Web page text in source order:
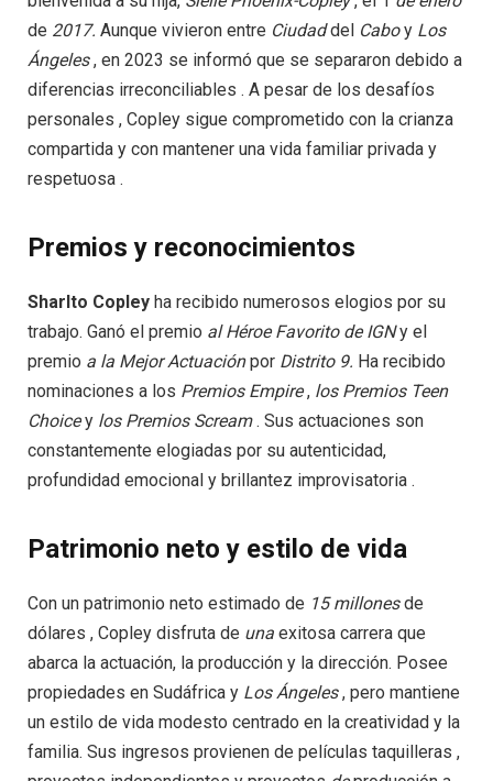
de 2017. Aunque vivieron entre Ciudaddel Caboy Los
Ángeles, en 2023 se informó que se separaron debido a
diferencias irreconciliables . A pesar de los desafíos
personales , Copley sigue comprometido con la crianza
compartida y con mantener una vida familiar privada y
respetuosa .
Premios y reconocimientos
Sharlto Copley ha recibido numerosos elogios por su
trabajo. Ganó el premio al HéroeFavorito de IGNy el
premio a la Mejor Actuaciónpor Distrito 9. Ha recibido
nominaciones a los Premios Empire, los Premios Teen
Choicey los Premios Scream. Sus actuaciones son
constantemente elogiadas por su autenticidad,
profundidad emocional y brillantez improvisatoria .
Patrimonio neto y estilo de vida
Con un patrimonio neto estimado de 15millonesde
dólares , Copley disfruta de una exitosa carrera que
abarca la actuación, la producción y la dirección. Posee
propiedades en Sudáfrica y LosÁngeles, pero mantiene
un estilo de vida modesto centrado en la creatividad y la
familia. Sus ingresos provienen de películas taquilleras ,